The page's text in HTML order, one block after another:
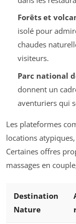
Forêts et
isolé pour
chaudes
visiteurs.
Parc national
donnent un
aventuriers qui
Les plateformes
locations
Certaines offres
massages en
Destination
Nature